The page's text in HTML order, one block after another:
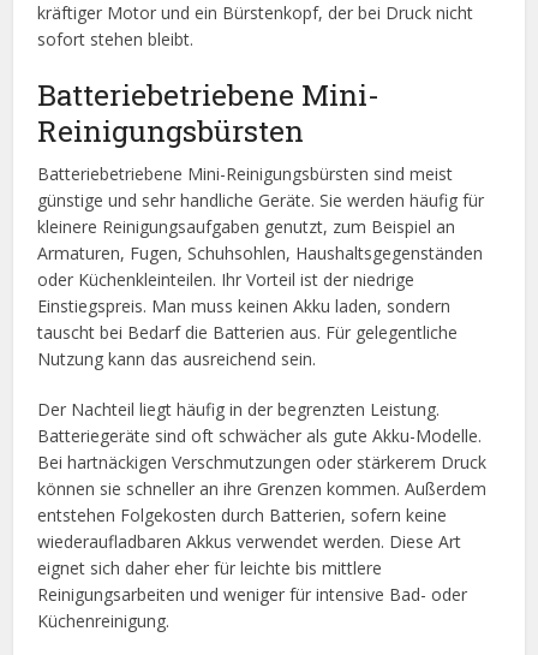
kräftiger Motor und ein Bürstenkopf, der bei Druck nicht
sofort stehen bleibt.
Batteriebetriebene Mini-
Reinigungsbürsten
Batteriebetriebene Mini-Reinigungsbürsten sind meist
günstige und sehr handliche Geräte. Sie werden häufig für
kleinere Reinigungsaufgaben genutzt, zum Beispiel an
Armaturen, Fugen, Schuhsohlen, Haushaltsgegenständen
oder Küchenkleinteilen. Ihr Vorteil ist der niedrige
Einstiegspreis. Man muss keinen Akku laden, sondern
tauscht bei Bedarf die Batterien aus. Für gelegentliche
Nutzung kann das ausreichend sein.
Der Nachteil liegt häufig in der begrenzten Leistung.
Batteriegeräte sind oft schwächer als gute Akku-Modelle.
Bei hartnäckigen Verschmutzungen oder stärkerem Druck
können sie schneller an ihre Grenzen kommen. Außerdem
entstehen Folgekosten durch Batterien, sofern keine
wiederaufladbaren Akkus verwendet werden. Diese Art
eignet sich daher eher für leichte bis mittlere
Reinigungsarbeiten und weniger für intensive Bad- oder
Küchenreinigung.